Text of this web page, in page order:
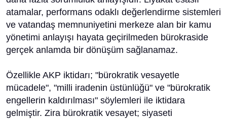
atamalar, performans odaklı değerlendirme sistemleri
ve vatandaş memnuniyetini merkeze alan bir kamu
yönetimi anlayışı hayata geçirilmeden bürokraside
gerçek anlamda bir dönüşüm sağlanamaz.
Özellikle AKP iktidarı; "bürokratik vesayetle
mücadele", "milli iradenin üstünlüğü" ve "bürokratik
engellerin kaldırılması" söylemleri ile iktidara
gelmiştir. Zira bürokratik vesayet; siyaseti